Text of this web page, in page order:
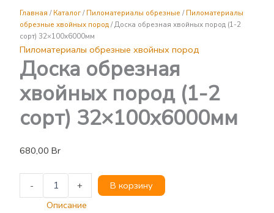
Главная /Каталог/Пиломатериалы обрезные /Пиломатериалы
обрезные хвойных пород/ Доска обрезная хвойных пород (1-2
сорт) 32×100х6000мм
Пиломатериалы обрезные хвойных пород
Доска обрезная
хвойных пород (1-2
сорт) 32×100х6000мм
680,00Br
-
хвойных
пород
(1-
2
сорт)
32x100х6000мм
+
В корзину
Описание